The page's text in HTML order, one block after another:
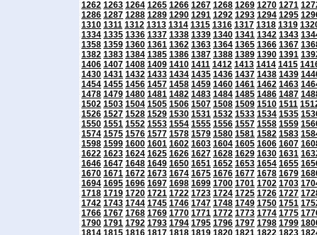
1262 1263 1264 1265 1266 1267 1268 1269 1270 1271
1286 1287 1288 1289 1290 1291 1292 1293 1294 1295
1310 1311 1312 1313 1314 1315 1316 1317 1318 1319
1334 1335 1336 1337 1338 1339 1340 1341 1342 1343
1358 1359 1360 1361 1362 1363 1364 1365 1366 1367
1382 1383 1384 1385 1386 1387 1388 1389 1390 1391
1406 1407 1408 1409 1410 1411 1412 1413 1414 1415
1430 1431 1432 1433 1434 1435 1436 1437 1438 1439
1454 1455 1456 1457 1458 1459 1460 1461 1462 1463
1478 1479 1480 1481 1482 1483 1484 1485 1486 1487
1502 1503 1504 1505 1506 1507 1508 1509 1510 1511
1526 1527 1528 1529 1530 1531 1532 1533 1534 1535
1550 1551 1552 1553 1554 1555 1556 1557 1558 1559
1574 1575 1576 1577 1578 1579 1580 1581 1582 1583
1598 1599 1600 1601 1602 1603 1604 1605 1606 1607
1622 1623 1624 1625 1626 1627 1628 1629 1630 1631
1646 1647 1648 1649 1650 1651 1652 1653 1654 1655
1670 1671 1672 1673 1674 1675 1676 1677 1678 1679
1694 1695 1696 1697 1698 1699 1700 1701 1702 1703
1718 1719 1720 1721 1722 1723 1724 1725 1726 1727
1742 1743 1744 1745 1746 1747 1748 1749 1750 1751
1766 1767 1768 1769 1770 1771 1772 1773 1774 1775
1790 1791 1792 1793 1794 1795 1796 1797 1798 1799
1814 1815 1816 1817 1818 1819 1820 1821 1822 1823